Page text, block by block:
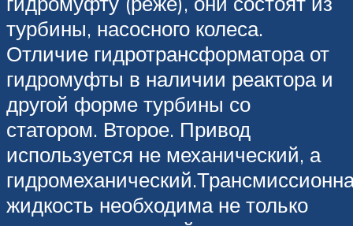
турбины, насосного колеса.
Отличие гидротрансформатора от
гидромуфты в наличии реактора и
другой форме турбины со
статором. Второе. Привод
используется не механический, а
жидкость необходима не только